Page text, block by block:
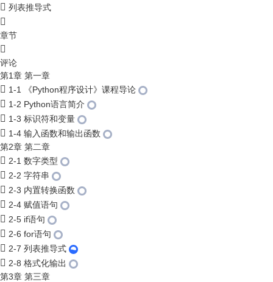
列表推导式
章节
评论
第1章 第一章
1-1 《Python程序设计》课程导论
1-2 Python语言简介
1-3 标识符和变量
1-4 输入函数和输出函数
第2章 第二章
2-1 数字类型
2-2 字符串
2-3 内置转换函数
2-4 赋值语句
2-5 if语句
2-6 for语句
2-7 列表推导式
2-8 格式化输出
第3章 第三章